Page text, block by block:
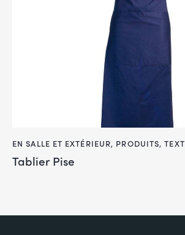
EN SALLE ET EXTÉRIEUR, PRODUITS,
Tablier Pise